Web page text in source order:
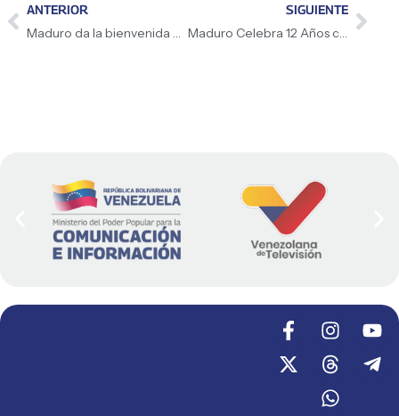
ANTERIOR
Maduro da la bienvenida al Buque Científico Océanico «Admiral Vlasdimirsky»
SIGUIENTE
Maduro Celebra 12 Años como 1er Presidente Chavista